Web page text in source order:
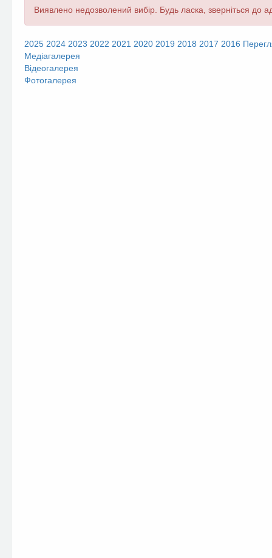
Повідомлення
Виявлено недозволений вибір. Будь ласка, зверніться до
2025 2024 2023 2022 2021 2020 2019 2018 2017 2016
Медіагалерея
Відеогалерея
Фотогалерея